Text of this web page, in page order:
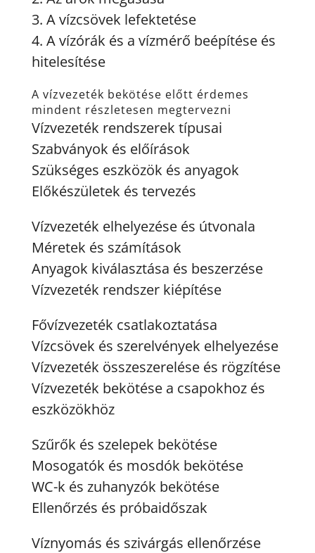
3. A vízcsövek lefektetése
4. A vízórák és a vízmérő beépítése és
hitelesítése
A vízvezeték bekötése előtt érdemes
mindent részletesen megtervezni
Vízvezeték rendszerek típusai
Szabványok és előírások
Szükséges eszközök és anyagok
Előkészületek és tervezés
Vízvezeték elhelyezése és útvonala
Méretek és számítások
Anyagok kiválasztása és beszerzése
Vízvezeték rendszer kiépítése
Fővízvezeték csatlakoztatása
Vízcsövek és szerelvények elhelyezése
Vízvezeték összeszerelése és rögzítése
Vízvezeték bekötése a csapokhoz és
eszközökhöz
Szűrők és szelepek bekötése
Mosogatók és mosdók bekötése
WC-k és zuhanyzók bekötése
Ellenőrzés és próbaidőszak
Víznyomás és szivárgás ellenőrzése